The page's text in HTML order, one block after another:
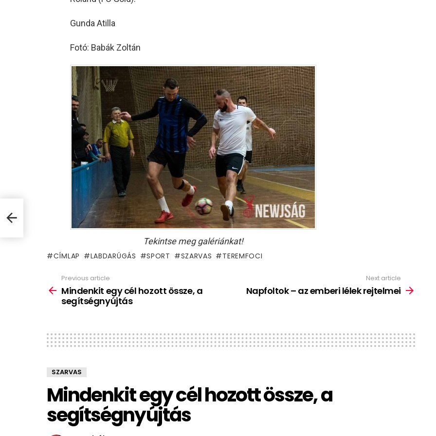
Gunda Atilla
Fotó: Babák Zoltán
Tekintse meg galériánkat!
CÍMLAP LABDARÚGÁS SPORT SZARVAS TEREMFOCI
more
Previous article
Mindenkit egy cél hozott össze, a
segítségnyújtás
Next article
Napfoltok – az emberi lélek rejtelmei
SZARVAS
Mindenkit egy cél hozott össze, a
segítségnyújtás